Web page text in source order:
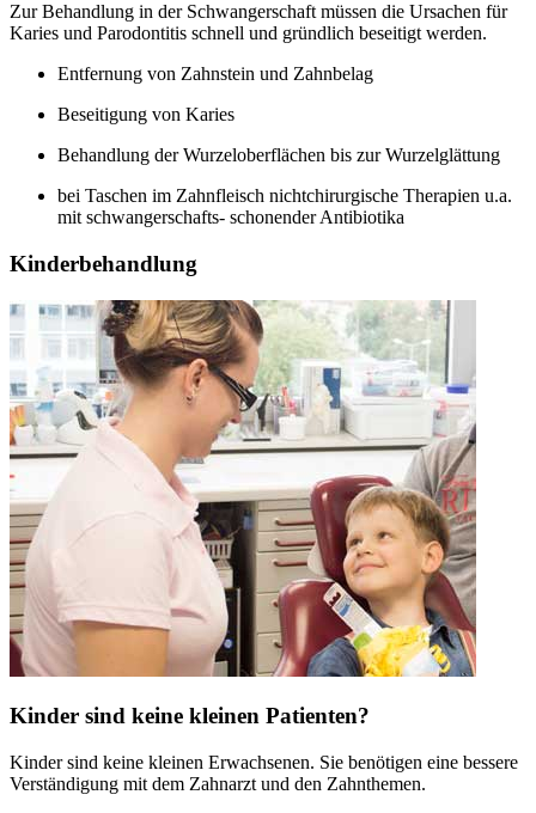
Zur Behandlung in der Schwangerschaft müssen die Ursachen für
Karies und Parodontitis schnell und gründlich beseitigt werden.
Entfernung von Zahnstein und Zahnbelag
Beseitigung von Karies
Behandlung der Wurzeloberflächen bis zur Wurzelglättung
bei Taschen im Zahnfleisch nichtchirurgische Therapien u.a.
mit schwangerschafts- schonender Antibiotika
Kinderbehandlung
Kinder sind keine kleinen Patienten?
Kinder sind keine kleinen Erwachsenen. Sie benötigen eine bessere
Verständigung mit dem Zahnarzt und den Zahnthemen.